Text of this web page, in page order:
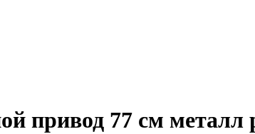
привод 77 см металл